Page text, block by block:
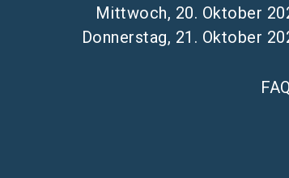
Mittwoch, 20. Oktober
Donnerstag, 21. Oktober